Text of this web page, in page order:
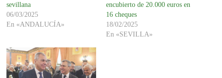
sevillana
06/03/2025
En «ANDALUCÍA»
encubierto de 20.000 euros en
16 cheques
18/02/2025
En «SEVILLA»